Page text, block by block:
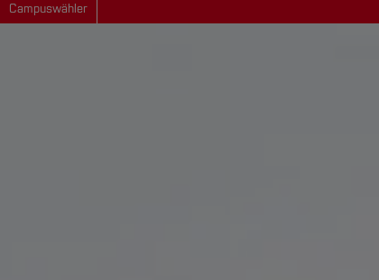
Campuswähler